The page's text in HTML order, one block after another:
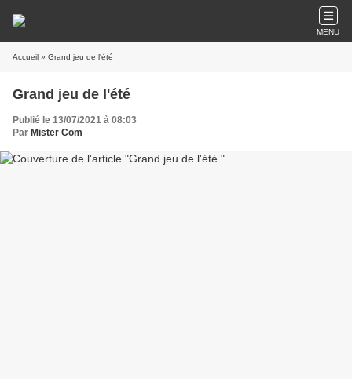
MENU
Accueil » Grand jeu de l'été
Grand jeu de l'été
Publié le 13/07/2021 à 08:03
Par Mister Com